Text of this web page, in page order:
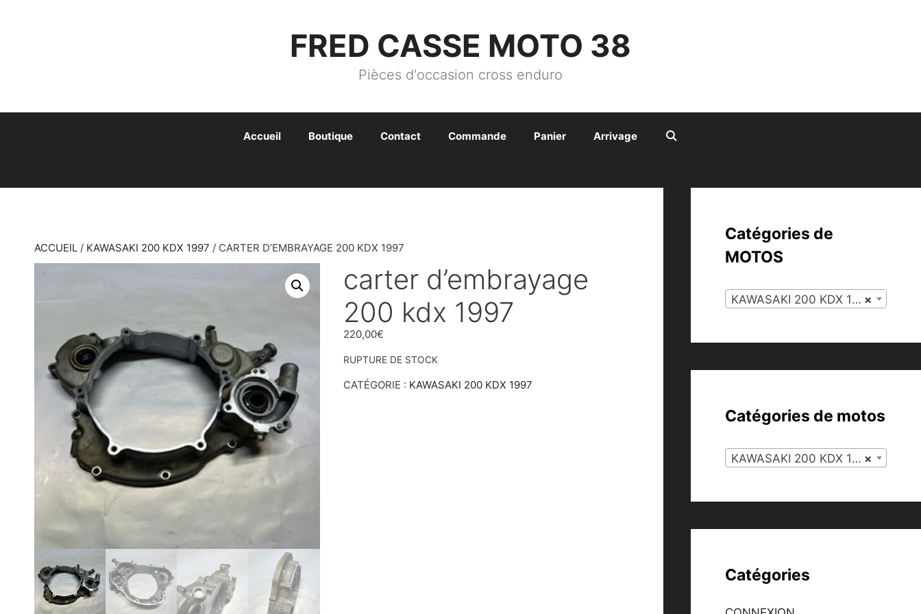
FRED CASSE MOTO 38
Pièces d'occasion cross enduro
Accueil Boutique Contact Commande Panier Arrivage
ACCUEIL / KAWASAKI 200 KDX 1997 / CARTER D’EMBRAYAGE 200 KDX 1997
carter d’embrayage
200 kdx 1997
220,00€
RUPTURE DE STOCK
CATÉGORIE : KAWASAKI 200 KDX 1997
Catégories de
MOTOS
×
KAWASAKI 200 KDX 1997 (118)
Catégories de motos
×
KAWASAKI 200 KDX 1997 (118)
Catégories